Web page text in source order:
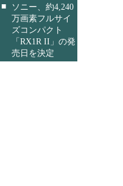
■
ソニー、約4,240
万画素フルサイ
ズコンパクト
「RX1R II」の発
売日を決定